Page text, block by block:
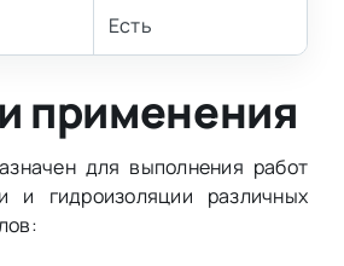
Есть
применения
для выполнения работ
и гидроизоляции различных